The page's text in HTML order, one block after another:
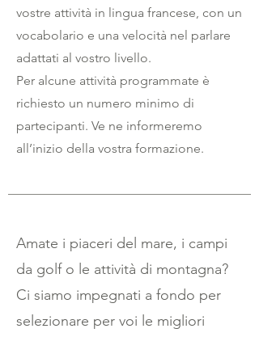
vostre attività in lingua francese, con un
vocabolario e una velocità nel parlare
adattati al vostro livello.
Per alcune attività programmate è
richiesto un numero minimo di
partecipanti. Ve ne informeremo
all’inizio della vostra formazione.
Amate i piaceri del mare, i campi
da golf o le attività di montagna?
Ci siamo impegnati a fondo per
selezionare per voi le migliori